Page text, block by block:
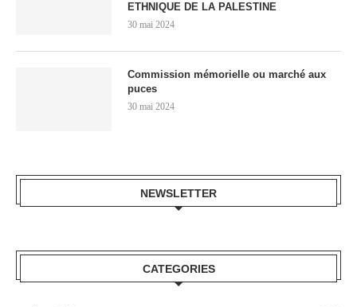
ETHNIQUE DE LA PALESTINE
30 mai 2024
Commission mémorielle ou marché aux
puces
30 mai 2024
NEWSLETTER
CATEGORIES